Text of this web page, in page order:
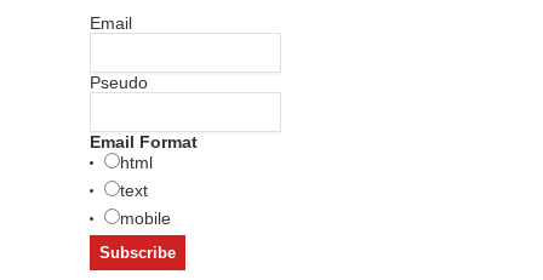
Email
Pseudo
Email Format
html
text
mobile